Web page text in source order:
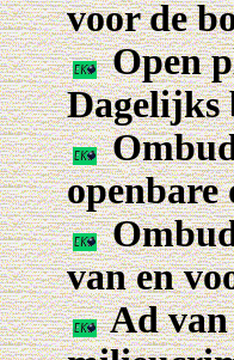
voor de
Open
Dagelijks
van en
Ad